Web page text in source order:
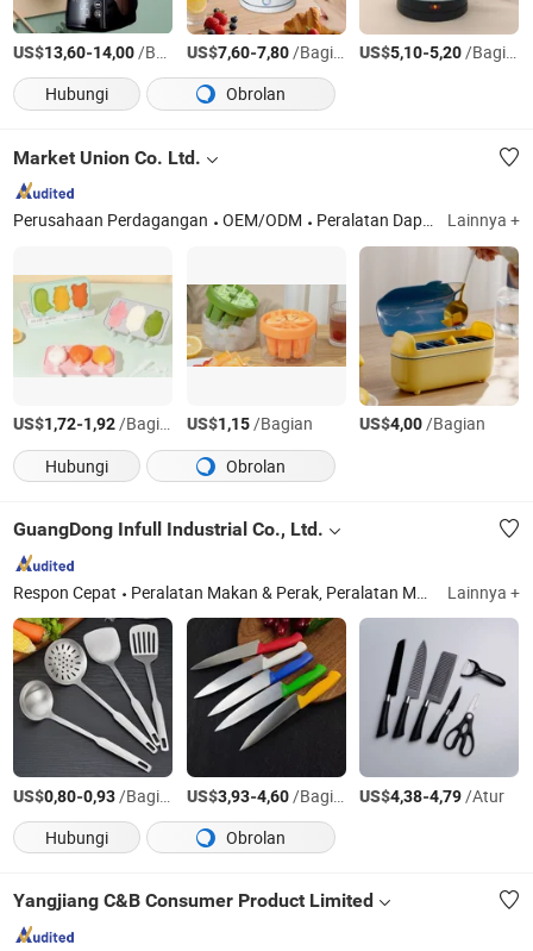
US$13,60-14,00/Bagian US$7,60-7,80/Bagian US$5,10-5,20/Bagian
Hubungi
Obrolan
Market Union Co. Ltd.
Perusahaan Perdagangan OEM/ODM Peralatan Dapur, Penyimpanan, Bantal Leher, Peralatan Makan Stainless Steel, Vas, Dekorasi Rumah, Tanaman Buatan, Festival Lainnya +
US$1,72-1,92/Bagian US$1,15/Bagian US$4,00/Bagian
Hubungi
Obrolan
GuangDong Infull Industrial Co., Ltd.
Respon Cepat Peralatan Makan & Perak, Peralatan Makan, Piring Makan Siang, Peralatan Makan Keramik, Peralatan Dapur, Alat Pemanggang & Kue, Pisau Dapur, Perangkat Dapur, Peralatan Bar, Peralatan Minum Lainnya +
US$0,80-0,93/Bagian US$3,93-4,60/Bagian US$4,38-4,79/Atur
Hubungi
Obrolan
Yangjiang C&B Consumer Product Limited